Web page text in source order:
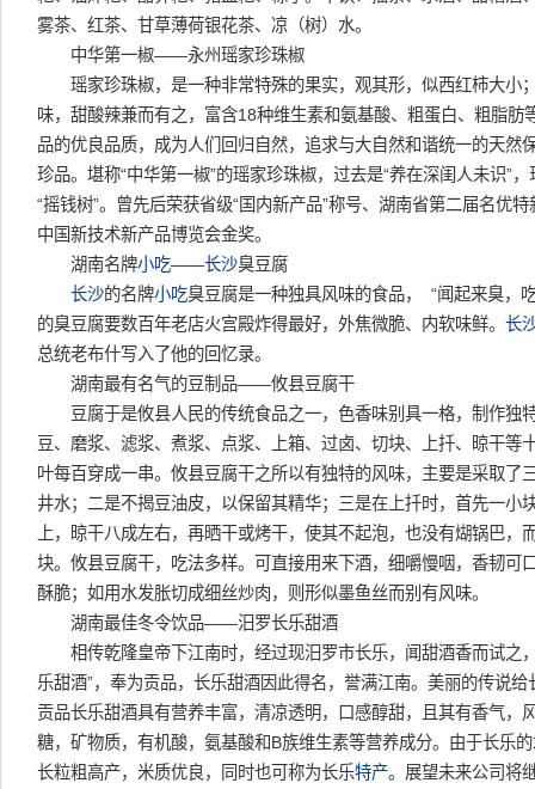
雾茶、红茶、甘草薄荷银花茶、凉（树）水。
中华第一椒——永州瑶家珍珠椒
瑶家珍珠椒，是一种非常特殊的果实，观其形，似西红柿大小
味，甜酸辣兼而有之，富含18种维生素和氨基酸、粗蛋白、粗脂肪
品的优良品质，成为人们回归自然，追求与大自然和谐统一的天然
珍品。堪称“中华第一椒”的瑶家珍珠椒，过去是“养在深闺人未识”
“摇钱树”。曾先后荣获省级“国内新产品”称号、湖南省第二届名优
中国新技术新产品博览会金奖。
湖南名牌小吃——长沙臭豆腐
长沙的名牌小吃臭豆腐是一种独具风味的食品， “闻起来臭，
的臭豆腐要数百年老店火宫殿炸得最好，外焦微脆、内软味鲜。 长
总统老布什写入了他的回忆录。
湖南最有名气的豆制品——攸县豆腐干
豆腐于是攸县人民的传统食品之一，色香味别具一格，制作独
豆、磨浆、滤浆、煮浆、点浆、上箱、过卤、切块、上扦、晾干等
叶每百穿成一串。攸县豆腐干之所以有独特的风味，主要是采取了
井水；二是不揭豆油皮，以保留其精华；三是在上扦时，首先一小
上，晾干八成左右，再晒干或烤干，使其不起泡，也没有煳锅巴，
块。攸县豆腐干，吃法多样。可直接用来下酒，细嚼慢咽，香韧可
酥脆；如用水发胀切成细丝炒肉，则形似墨鱼丝而别有风味。
湖南最佳冬令饮品——汨罗长乐甜酒
相传乾隆皇帝下江南时，经过现汨罗市长乐，闻甜酒香而试之
乐甜酒”，奉为贡品，长乐甜酒因此得名，誉满江南。美丽的传说
贡品长乐甜酒具有营养丰富，清凉透明，口感醇甜，且其有香气，
糖，矿物质，有机酸，氨基酸和B族维生素等营养成分。由于长乐
长粒粗高产，米质优良，同时也可称为长乐特产。展望未来公司将